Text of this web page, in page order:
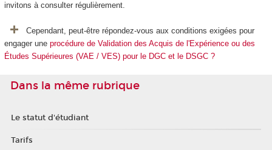
invitons à consulter régulièrement.
Cependant, peut-être répondez-vous aux conditions exigées pour
engager une procédure de Validation des Acquis de l'Expérience ou des
Études Supérieures (VAE / VES) pour le DGC et le DSGC ?
Dans la même rubrique
Le statut d'étudiant
Tarifs